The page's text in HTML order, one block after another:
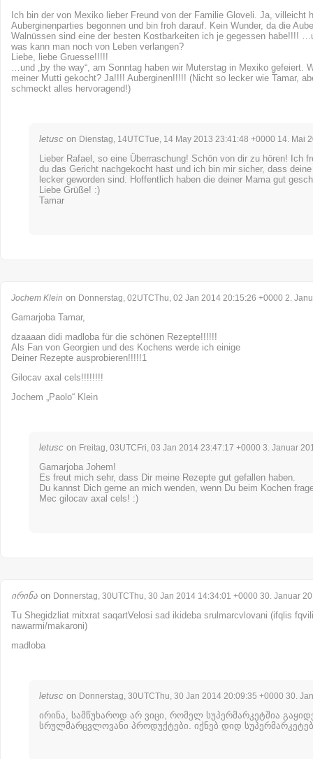
Ich bin der von Mexiko lieber Freund von der Familie Gloveli. Ja, villeicht
Auberginenparties begonnen und bin froh darauf. Kein Wunder, da die
Walnüssen sind eine der besten Kostbarkeiten ich je gegessen habe!!!!
was kann man noch von Leben verlangen?
Liebe, liebe Gruesse!!!!!
…und „by the way“, am Sonntag haben wir Muterstag in Mexiko gefeiert.
meiner Mutti gekocht? Ja!!!! Auberginen!!!!! (Nicht so lecker wie Tamar,
schmeckt alles hervoragend!)
letusc on Dienstag, 14UTCTue, 14 May 2013 23:41:48 +0000 14. Mai
Lieber Rafael, so eine Überraschung! Schön von dir zu hören! Ich
du das Gericht nachgekocht hast und ich bin mir sicher, dass
lecker geworden sind. Hoffentlich haben die deiner Mama gut
Liebe Grüße! :)
Tamar
Jochem Klein on Donnerstag, 02UTCThu, 02 Jan 2014 20:15:26 +0000 2.
Gamarjoba Tamar,
dzaaaan didi madloba für die schönen Rezepte!!!!!!
Als Fan von Georgien und des Kochens werde ich einige
Deiner Rezepte ausprobieren!!!!!1
Gilocav axal cels!!!!!!!!
Jochem „Paolo“ Klein
letusc on Freitag, 03UTCFri, 03 Jan 2014 23:47:17 +0000 3. Januar
Gamarjoba Johem!
Es freut mich sehr, dass Dir meine Rezepte gut gefallen haben.
Du kannst Dich gerne an mich wenden, wenn Du beim Kochen
Mec gilocav axal cels! :)
ირინა on Donnerstag, 30UTCThu, 30 Jan 2014 14:34:01 +0000 30. Januar
Tu Shegidzliat mitxrat saqartVelosi sad ikideba srulmarcvlovani (ifqlis
nawarmi/makaroni)
madloba
letusc on Donnerstag, 30UTCThu, 30 Jan 2014 20:09:35 +0000 30.
ირინა, სამწუხაროდ არ ვიცი, რომელ სუპერმარკეტშია
სრულმარცვლოვანი პროდუქტები. იქნებ დიდ